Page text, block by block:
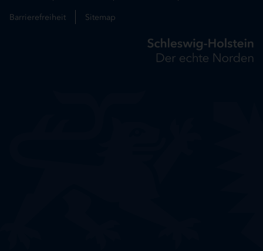
Barrierefreiheit Sitemap